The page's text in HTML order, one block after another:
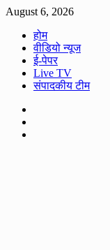
Skip
content
August 6, 2026
होम
वीडियो न्यूज
ई-पेपर
Live TV
संपादकीय टीम